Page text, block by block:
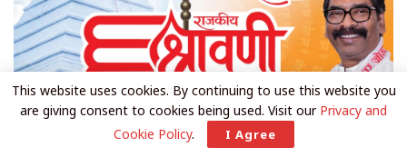
This website uses cookies. By continuing to use this website you
are giving consent to cookies being used. Visit our Privacy and
Cookie Policy. I Agree